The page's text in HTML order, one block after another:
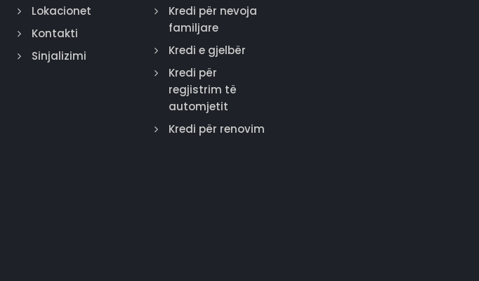
Lokacionet
Kontakti
Sinjalizimi
Kredi për nevoja
familjare
Kredi e gjelbër
Kredi për
regjistrim të
automjetit
Kredi për renovim